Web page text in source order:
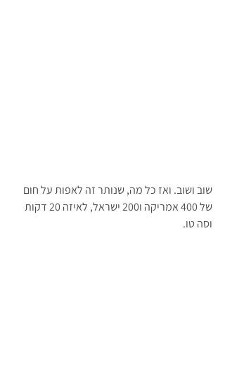
שוב ושוב. ואז כל מה, שנותר זה לאפות על חום
של 400 אמריקה ו200 ישראל, לאיזה 20 דקות
וסה טו.